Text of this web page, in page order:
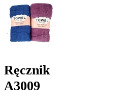
Ręcznik
A3009